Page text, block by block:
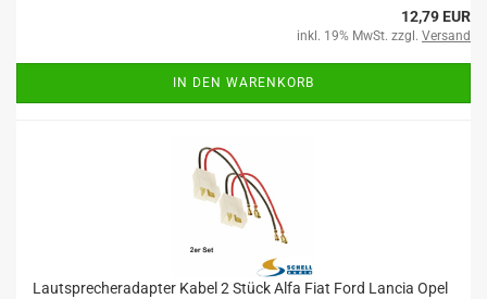
12,79 EUR
inkl. 19% MwSt. zzgl. Versand
IN DEN WARENKORB
Lautsprecheradapter Kabel 2 Stück Alfa Fiat Ford Lancia Opel